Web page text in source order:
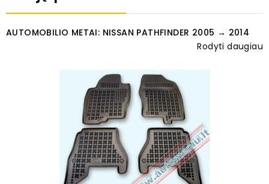
AUTOMOBILIO METAI: NISSAN PATHFINDER 2005 → 2014
Rodyti daugiau